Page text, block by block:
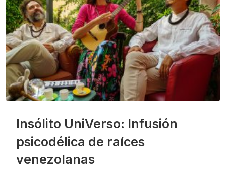
Insólito UniVerso: Infusión
psicodélica de raíces
venezolanas